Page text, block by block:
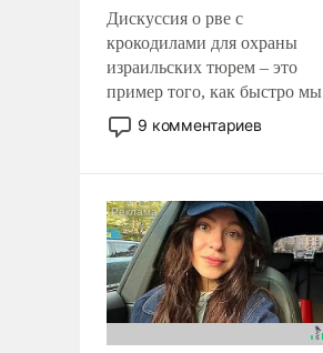
Дискуссия о рве с
крокодилами для охраны
израильских тюрем – это
пример того, как быстро мы
двигаемся по пути
революционных изменений.
псевдонаучной фантастики,
стало всерьез обсуждаемой
идеей.
9 комментариев